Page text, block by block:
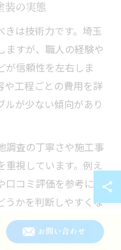
装の実態
は技術力です。埼玉
ますが、職人の経験や
が信頼性を左右しま
や工程ごとの費用を詳
が少ない傾向があり
調査の丁寧さや施工事
視しています。例え
口コミ評価を参考にす
うかを判断しやすくな
れることで、満足のい
がります。お問い合わせ